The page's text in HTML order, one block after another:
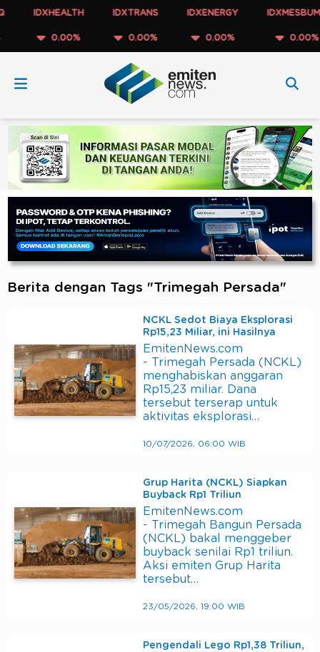
IDXHEALTH
0.00%
IDXTRANS
0.00%
IDXENERGY
0.00%
IDXMESBUMN
0.00%
Berita dengan Tags "Trimegah Persada"
NCKL Sedot Biaya Eksplorasi
Rp15,23 Miliar, ini Hasilnya
EmitenNews.com
- Trimegah Persada (NCKL)
menghabiskan anggaran
Rp15,23 miliar. Dana
tersebut terserap untuk
aktivitas eksplorasi…
10/07/2026, 06:00 WIB
Grup Harita (NCKL) Siapkan
Buyback Rp1 Triliun
EmitenNews.com
- Trimegah Bangun Persada
(NCKL) bakal menggeber
buyback senilai Rp1 triliun.
Aksi emiten Grup Harita
tersebut…
23/05/2026, 19:00 WIB
Pengendali Lego Rp1,38 Triliun,